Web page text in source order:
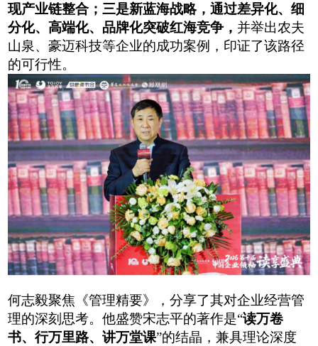
现产业链整合；三是新蓝海战略，通过差异化、细
分化、高端化、品牌化突破红海竞争， 并举出农夫
山泉、豪迈科技等企业的成功案例，印证了该路径
的可行性。
何志毅聚焦《管理精要》，分享了其对企业经营管
理的深刻思考。他盛赞宋志平的著作是“读万卷
书、行万里路、讲万堂课”的结晶，兼具理论深度